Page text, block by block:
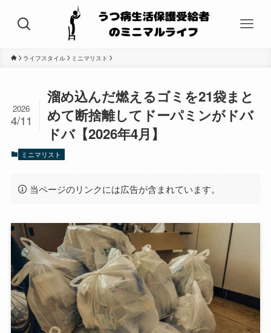
ライフスタイル ミニマリスト
溜め込んだ燃えるゴミを21袋まと
めて断捨離してドーパミンがドバ
ドバ【2026年4月】
2026
4/11
ミニマリスト
当ページのリンクには広告が含まれています。